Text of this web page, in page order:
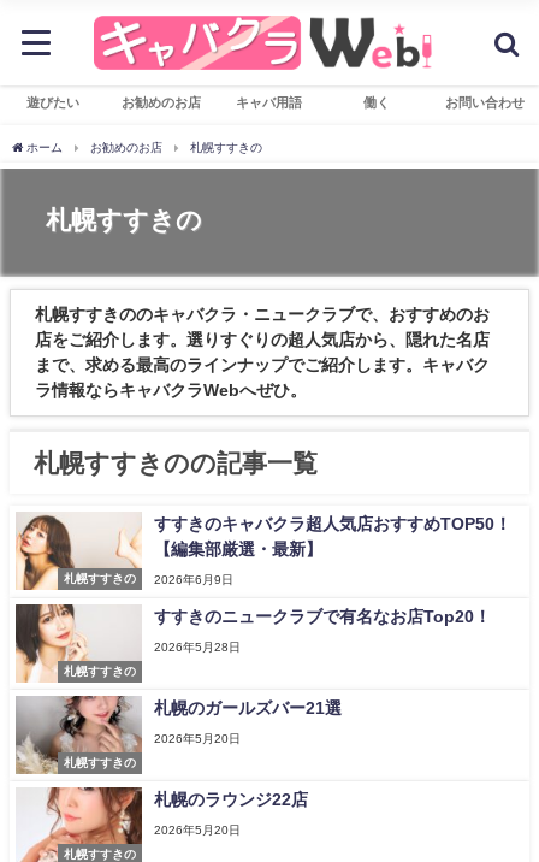
遊びたい お勧めのお店 キャバ用語 働く お問い合わせ
ホーム お勧めのお店 札幌すすきの
札幌すすきの
札幌すすきののキャバクラ・ニュークラブで、おすすめのお
店をご紹介します。選りすぐりの超人気店から、隠れた名店
まで、求める最高のラインナップでご紹介します。キャバク
ラ情報ならキャバクラWebへぜひ。
札幌すすきのの記事一覧
札幌すすきの
すすきのキャバクラ超人気店おすすめTOP50！
【編集部厳選・最新】
2026年6月9日
札幌すすきの
すすきのニュークラブで有名なお店Top20！
2026年5月28日
札幌すすきの
札幌のガールズバー21選
2026年5月20日
札幌すすきの
札幌のラウンジ22店
2026年5月20日